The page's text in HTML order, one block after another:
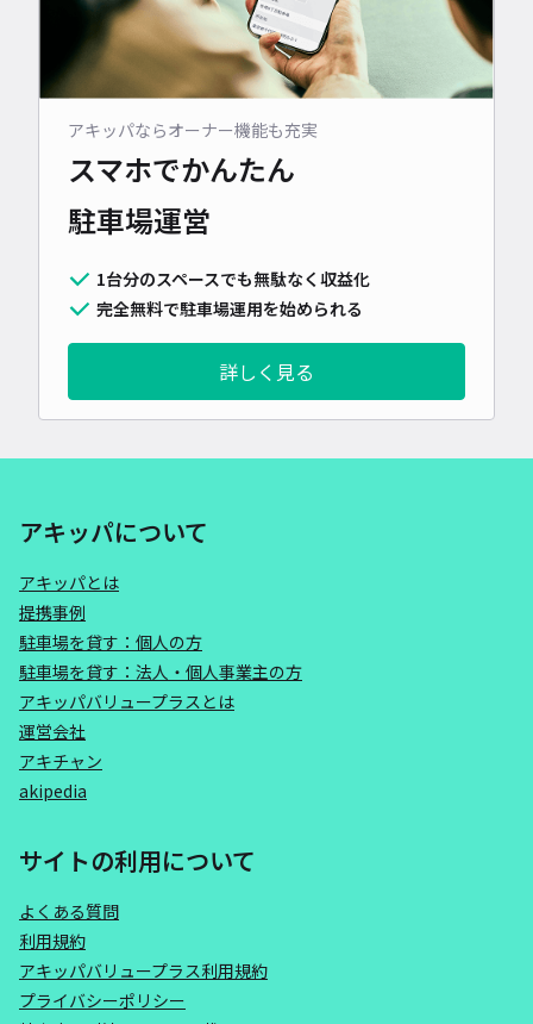
アキッパならオーナー機能も充実
スマホでかんたん
駐車場運営
1台分のスペースでも無駄なく収益化
完全無料で駐車場運用を始められる
詳しく見る
アキッパについて
アキッパとは
提携事例
駐車場を貸す：個人の方
駐車場を貸す：法人・個人事業主の方
アキッパバリュープラスとは
運営会社
アキチャン
akipedia
サイトの利用について
よくある質問
利用規約
アキッパバリュープラス利用規約
プライバシーポリシー